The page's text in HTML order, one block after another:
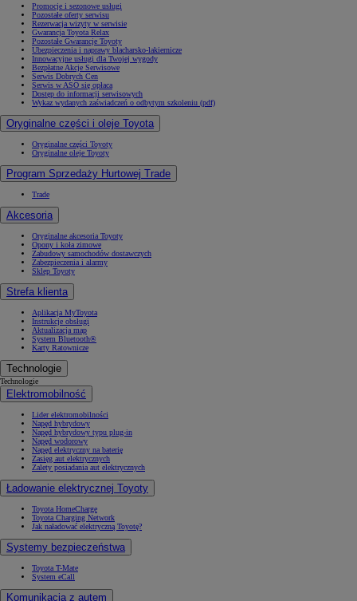
Promocje i sezonowe usługi
Pozostałe oferty serwisu
Rezerwacja wizyty w serwisie
Gwarancja Toyota Relax
Pozostałe Gwarancje Toyoty
Ubezpieczenia i naprawy blacharsko-lakiernicze
Innowacyjne usługi dla Twojej wygody
Bezpłatne Akcje Serwisowe
Serwis Dobrych Cen
Serwis w ASO się opłaca
Dostęp do informacji serwisowych
Wykaz wydanych zaświadczeń o odbytym szkoleniu (pdf)
Oryginalne części i oleje Toyota
Oryginalne części Toyoty
Oryginalne oleje Toyoty
Program Sprzedaży Hurtowej Trade
Trade
Akcesoria
Oryginalne akcesoria Toyoty
Opony i koła zimowe
Zabudowy samochodów dostawczych
Zabezpieczenia i alarmy
Sklep Toyoty
Strefa klienta
Aplikacja MyToyota
Instrukcje obsługi
Aktualizacja map
System Bluetooth®
Karty Ratownicze
Technologie
Technologie
Elektromobilność
Lider elektromobilności
Napęd hybrydowy
Napęd hybrydowy typu plug-in
Napęd wodorowy
Napęd elektryczny na baterię
Zasięg aut elektrycznych
Zalety posiadania aut elektrycznych
Ładowanie elektrycznej Toyoty
Toyota HomeCharge
Toyota Charging Network
Jak naładować elektryczną Toyotę?
Systemy bezpieczeństwa
Toyota T-Mate
System eCall
Komunikacja z autem